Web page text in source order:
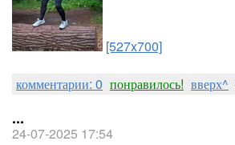
[527x700]
комментарии: 0 понравилось! вверх^
...
24-07-2025 17:54